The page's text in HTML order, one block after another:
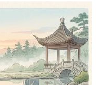
derreter ou pegar
frequente, pois o
tempo, acumula
trabalhar forçado.